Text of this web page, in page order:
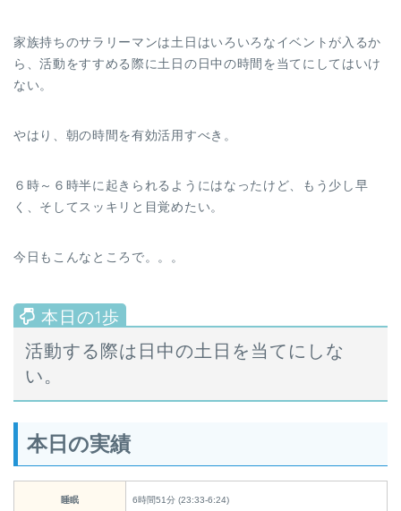
家族持ちのサラリーマンは土日はいろいろなイベントが入るか
ら、活動をすすめる際に土日の日中の時間を当てにしてはいけ
ない。
やはり、朝の時間を有効活用すべき。
６時～６時半に起きられるようにはなったけど、もう少し早
く、そしてスッキリと目覚めたい。
今日もこんなところで。。。
活動する際は日中の土日を当てにしな
い。
本日の実績
睡眠 6時間51分 (23:33-6:24)